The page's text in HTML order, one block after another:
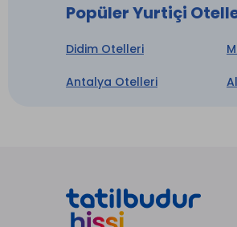
Popüler Yurtiçi
Didim Otelleri
Antalya Otelleri